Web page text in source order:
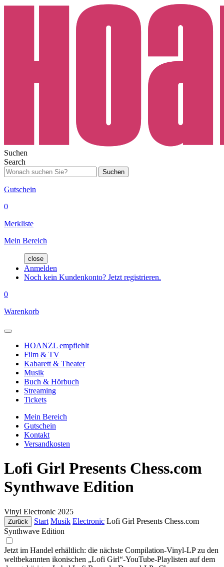
Suchen
Search
Suchen
Gutschein
0
Merkliste
Mein Bereich
close
Anmelden
Noch kein Kundenkonto? Jetzt registrieren.
0
Warenkorb
HOANZL empfiehlt
Film & TV
Kabarett & Theater
Musik
Buch & Hörbuch
Streaming
Tickets
Mein Bereich
Gutschein
Kontakt
Versandkosten
Lofi Girl Presents Chess.com
Synthwave Edition
Vinyl Electronic 2025
Zurück Start Musik Electronic Lofi Girl Presents Chess.com
Synthwave Edition
Jetzt im Handel erhältlich: die nächste Compilation-Vinyl-LP zu den
weltbekannten ikonischen „Lofi Girl“-YouTube-Playlisten auf dem